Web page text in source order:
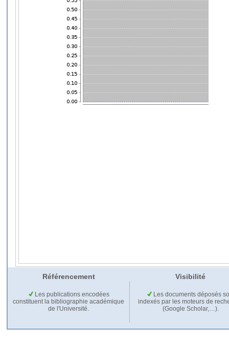
Référencement Visibilité
Les publications encodées
constituent la bibliographie académique
de l'Université.
Les documents déposés
indexés par les moteurs de
(Google Scholar,…).